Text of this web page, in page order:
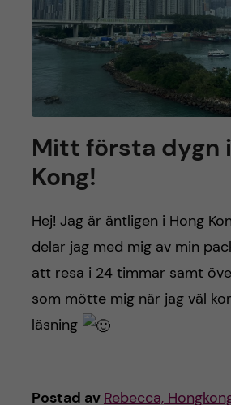
Mitt första dygn
Kong!
Hej! Jag är äntligen i Hong
delar jag med mig av min
att resa i 24 timmar samt
som mötte mig när jag väl
läsning
Postad av Rebecca,